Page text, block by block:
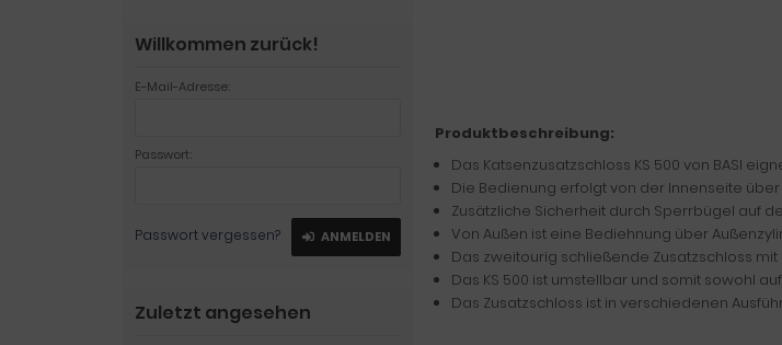
Produktbeschreibung:
Das Katsenzusatzschloss KS 500 von BASI
Die Bedienung erfolgt von der Innenseite
Zusätzliche Sicherheit durch Sperrbügel auf
Von Außen ist eine Bediehnung über
Das zweitourig schließende Zusatzschloss
Das KS 500 ist umstellbar und somit sowohl
Das Zusatzschloss ist in verschiedenen
Willkommen zurück!
E-Mail-Adresse:
Passwort:
Passwort vergessen? ANMELDEN
Zuletzt angesehen